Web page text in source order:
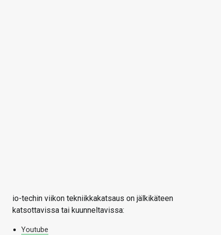
io-techin viikon tekniikkakatsaus on jälkikäteen
katsottavissa tai kuunneltavissa:
Youtube